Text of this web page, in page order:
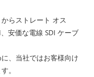
らストレート オス
安価な電線 SDI ケーブ
、当社ではお客様向け
。